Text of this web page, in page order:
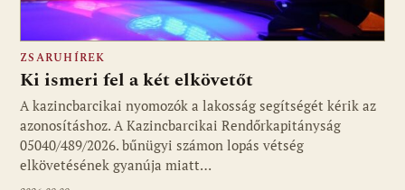
ZSARUHÍREK
Ki ismeri fel a két elkövetőt
A kazincbarcikai nyomozók a lakosság segítségét kérik az
azonosításhoz. A Kazincbarcikai Rendőrkapitányság
05040/489/2026. bűnügyi számon lopás vétség
elkövetésének gyanúja miatt…